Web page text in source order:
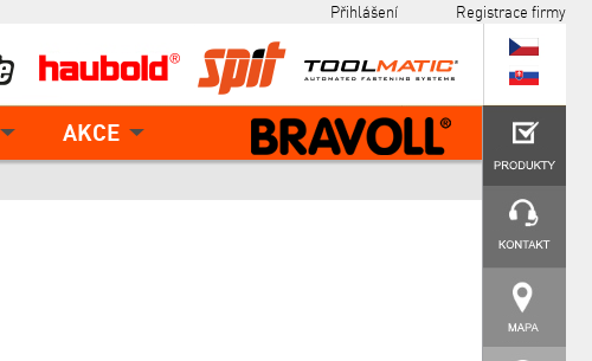
AKCE
Přihlášení
Registrace firmy